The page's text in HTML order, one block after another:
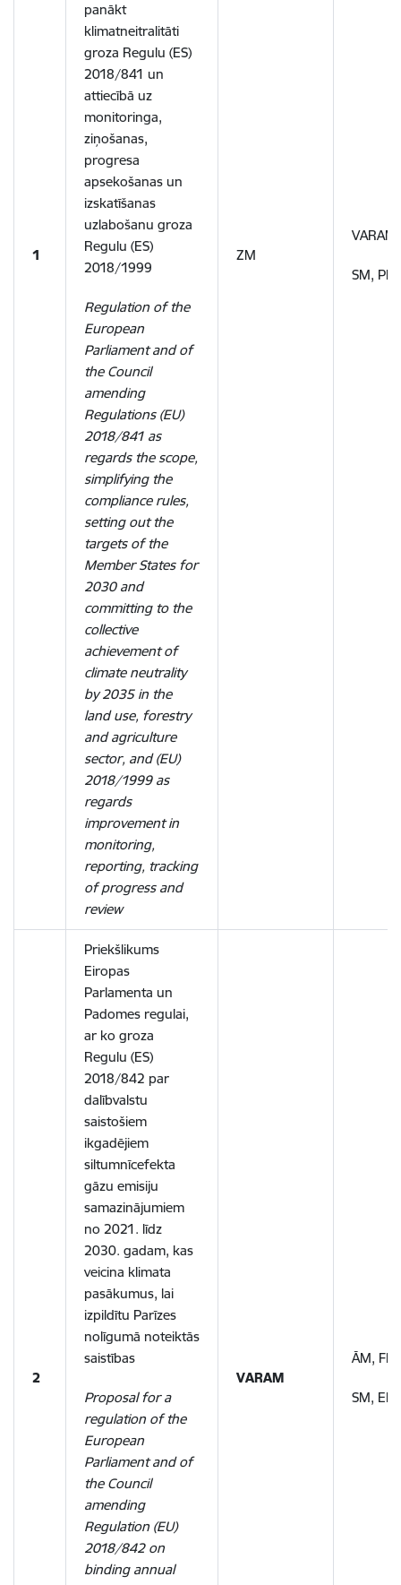
1
panākt
klimatneitralitāti
groza Regulu (ES)
2018/841 un
attiecībā uz
monitoringa,
ziņošanas,
progresa
apsekošanas un
izskatīšanas
uzlabošanu groza
Regulu (ES)
2018/1999
Regulation of the
European
Parliament and of
the Council
amending
Regulations (EU)
2018/841 as
regards the scope,
simplifying the
compliance rules,
setting out the
targets of the
Member States for
2030 and
committing to the
collective
achievement of
climate neutrality
by 2035 in the
land use, forestry
and agriculture
sector, and (EU)
2018/1999 as
regards
improvement in
monitoring,
reporting, tracking
of progress and
review
ZM
SM, PKC
2
Priekšlikums
Eiropas
Parlamenta un
Padomes regulai,
ar ko groza
Regulu (ES)
2018/842 par
dalībvalstu
saistošiem
ikgadējiem
siltumnīcefekta
gāzu emisiju
samazinājumiem
no 2021. līdz
2030. gadam, kas
veicina klimata
pasākumus, lai
izpildītu Parīzes
nolīgumā noteiktās
saistības
Proposal for a
regulation of the
European
Parliament and of
the Council
amending
Regulation (EU)
2018/842 on
binding annual
VARAM
ĀM,
SM,